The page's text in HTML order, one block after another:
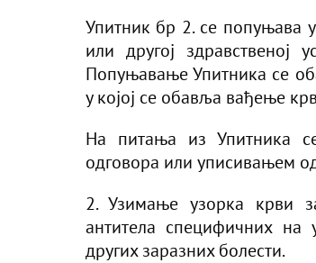
Упитник бр 2. се попуњава
или другој здравственој
Попуњавање Упитника се
у којој се обавља вађење
На питања из Упитника
одговора или уписивањем
2. Узимање узорка крви
антитела специфичних на
других заразних болести.